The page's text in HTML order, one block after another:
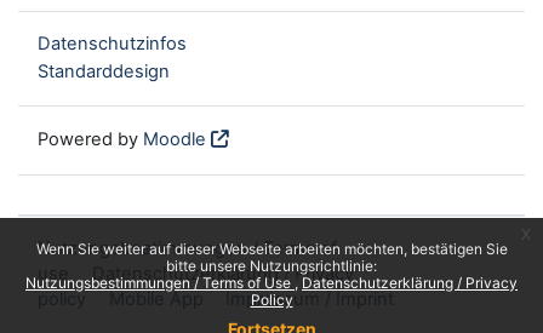
Wenn Sie weiter auf dieser Webseite arbeiten möchten, bestätigen Sie
bitte unsere Nutzungsrichtlinie:
Nutzungsbestimmungen / Terms of Use
Datenschutzerklärung / Privacy
Policy
Fortsetzen
Datenschutzinfos
Standarddesign
Powered by Moodle
Nutzungsbestimmungen / Terms of
use
Datenschutzerklärung / Privacy
policy
Mobile App Impressum / Imprint